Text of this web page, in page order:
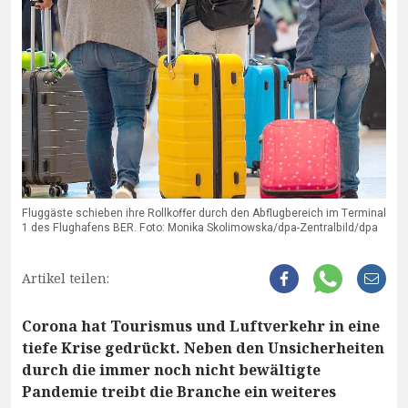
Fluggäste schieben ihre Rollkoffer durch den Abflugbereich im Terminal
1 des Flughafens BER. Foto: Monika Skolimowska/dpa-Zentralbild/dpa
Artikel teilen:
Corona hat Tourismus und Luftverkehr in eine
tiefe Krise gedrückt. Neben den Unsicherheiten
durch die immer noch nicht bewältigte
Pandemie treibt die Branche ein weiteres